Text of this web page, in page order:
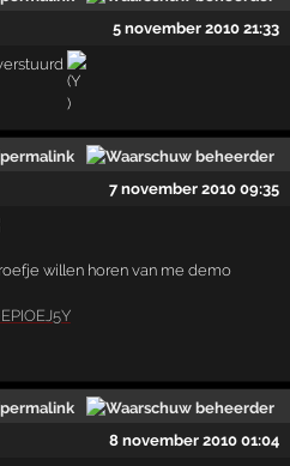
5 november 2010 21:33
7 november 2010 09:35
willen horen van me demo
8 november 2010 01:04